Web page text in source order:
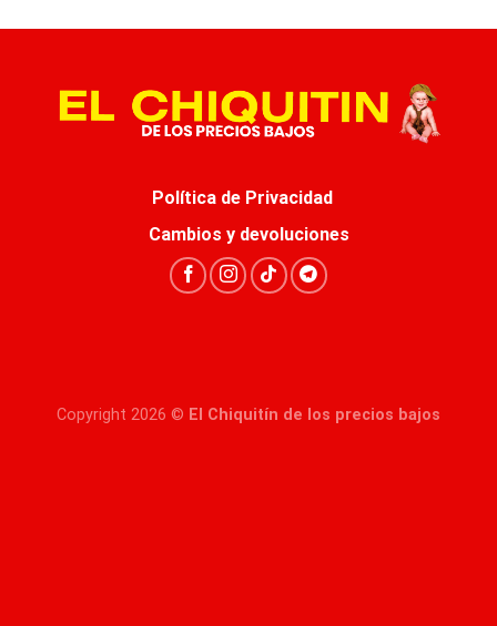
Política de Privacidad
Cambios y devoluciones
Copyright 2026 © El Chiquitín de los precios bajos